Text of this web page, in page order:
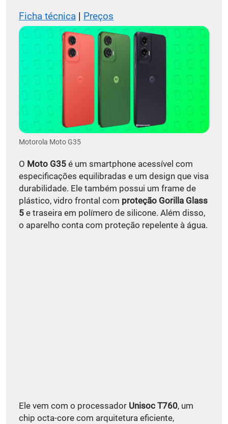
Ficha técnica | Preços
Motorola Moto G35
O Moto G35 é um smartphone acessível com
especificações equilibradas e um design que visa
durabilidade. Ele também possui um frame de
plástico, vidro frontal com proteção Gorilla Glass
5 e traseira em polímero de silicone. Além disso,
o aparelho conta com proteção repelente à água.
Ele vem com o processador Unisoc T760, um
chip octa-core com arquitetura eficiente,